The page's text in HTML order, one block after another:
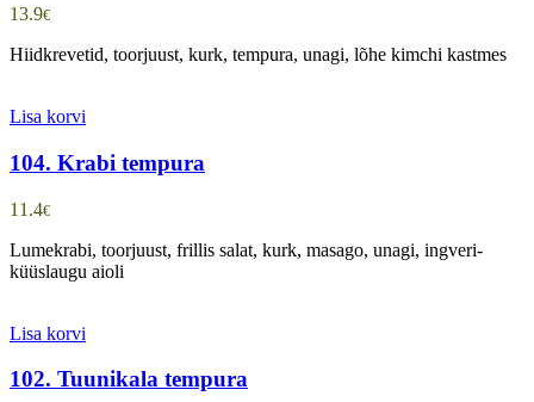
13.9€
Hiidkrevetid, toorjuust, kurk, tempura, unagi, lõhe kimchi kastmes
Lisa korvi
104. Krabi tempura
11.4€
Lumekrabi, toorjuust, frillis salat, kurk, masago, unagi, ingveri-
küüslaugu aioli
Lisa korvi
102. Tuunikala tempura